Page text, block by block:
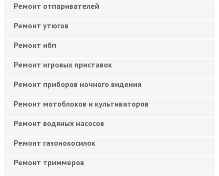
Ремонт отпаривателей
Ремонт утюгов
Ремонт ибп
Ремонт игровых приставок
Ремонт приборов ночного видения
Ремонт мотоблоков и культиваторов
Ремонт водяных насосов
Ремонт газонокосилок
Ремонт триммеров